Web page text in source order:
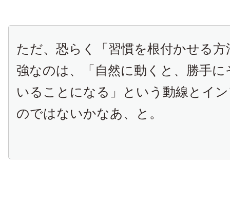
ただ、恐らく「習慣を根付かせる
強なのは、「自然に動くと、勝手
いることになる」という動線とイ
のではないかなあ、と。